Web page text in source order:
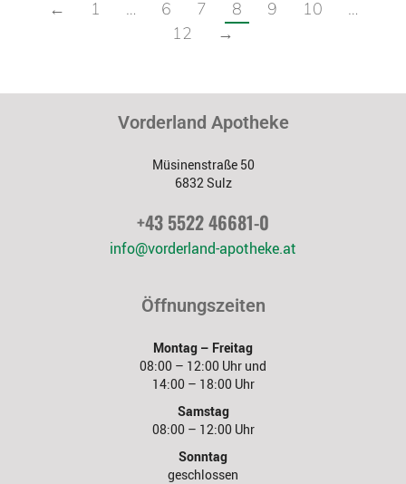
← 1 … 6 7 8 9 10
…
12
→
Vorderland Apotheke
Müsinenstraße 50
6832 Sulz
+43 5522 46681-0
info@vorderland-apotheke.at
Öffnungszeiten
Montag – Freitag
08:00 – 12:00 Uhr und
14:00 – 18:00 Uhr
Samstag
08:00 – 12:00 Uhr
Sonntag
geschlossen